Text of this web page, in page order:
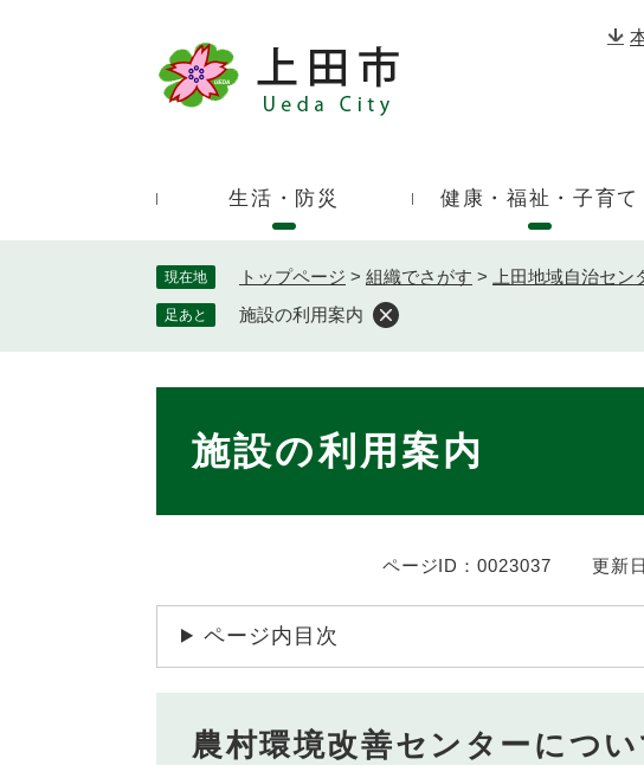
。
ド
生活・防災 健康・福祉・子育て
現在地 トップページ > 組織でさがす > 上田地域自治セン
足あと 施設の利用案内
施設の利用案内
ページID：0023037 更新
ページ内目次
農村環境改善センターについ